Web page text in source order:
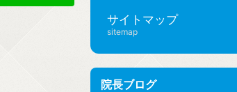
サイトマップ
sitemap
院長ブログ